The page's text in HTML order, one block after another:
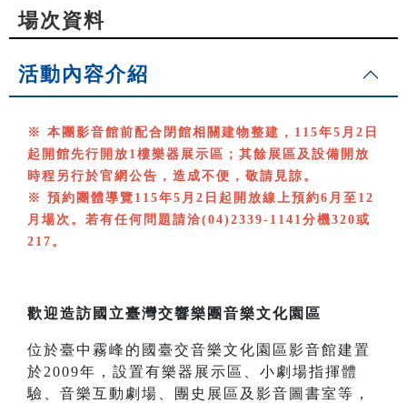
場次資料
活動內容介紹
※ 本團影音館前配合閉館相關建物整建，115年5月2日
起開館先行開放1樓樂器展示區；其餘展區及設備開放
時程另行於官網公告，造成不便，敬請見諒。
※ 預約團體導覽115年5月2日起開放線上預約6月至12
月場次。若有任何問題請洽(04)2339-1141分機320或
217。
歡迎造訪國立臺灣交響樂團音樂文化園區
位於臺中霧峰的國臺交音樂文化園區影音館建置
於2009年，設置有樂器展示區、小劇場指揮體
驗、音樂互動劇場、團史展區及影音圖書室等，